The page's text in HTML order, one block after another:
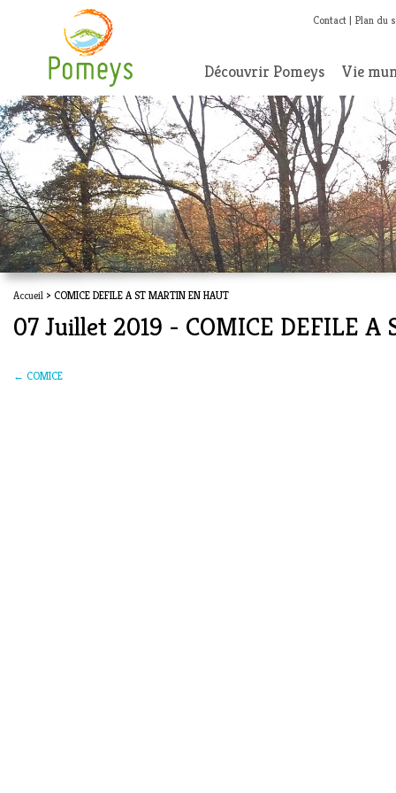
Contact Plan du
Découvrir Pomeys Vie
Accueil > COMICE DEFILE A ST MARTIN EN HAUT
07 Juillet 2019 - COMICE DEFILE
← COMICE